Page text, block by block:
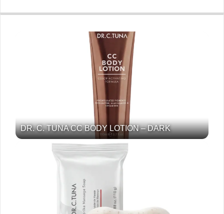
DR. C. TUNA CC BODY LOTION – DARK